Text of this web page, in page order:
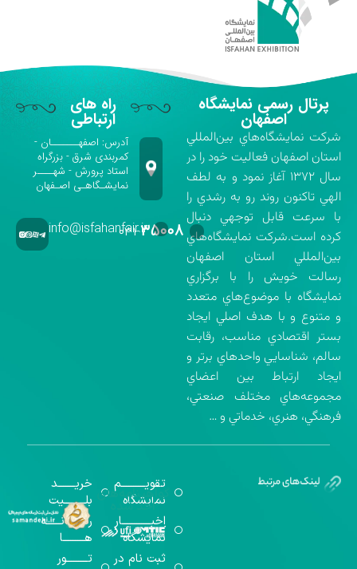
پرتال رسمی نمایشگاه
اصفهان
شركت نمايشگاه‌هاي بين‌المللي
استان اصفهان فعاليت خود را در
سال ۱۳۷۲ آغاز نمود و به لطف
الهي تاكنون روند رو به رشدي را
با سرعت قابل توجهي دنبال
كرده است.شركت نمايشگاه‌هاي
بين‌المللي استان اصفهان
رسالت خويش را با برگزاري
نمايشگاه با موضوع‌هاي متعدد
و متنوع و با هدف اصلي ايجاد
بستر اقتصادي مناسب، رقابت
سالم، شناسايي واحدهاي برتر و
ايجاد ارتباط بين اعضاي
مجموعه‌هاي مختلف صنعتي،
فرهنگي، هنري، خدماتي و …
راه های
ارتباطی
آدرس: اصفهـــــــان -
کمربندی شرق - بزرگراه
استاد پرورش - شهــــر
نمایشـگاهـی اصـفهان
۰۳۱-۳۵۰۰۸info@isfahanfair.ir
تقویــــــــــم
نمایشگاه
اخبــــــــــــار
نمایشگاه
ثبت نام در
خریـــــــد
بلـــــــــیت
رســـــانــــــه
هـــــــــا
تـــــــــور
گواهینامه‌های
اخذ شده